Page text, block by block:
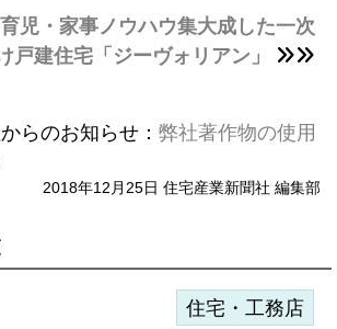
児・家事ノウハウ集大成した一次
戸建住宅「ジーヴォリアン」
らのお知らせ： 弊社著作物の使用
2018年12月25日 住宅産業新聞社 編集部
住宅・工務店